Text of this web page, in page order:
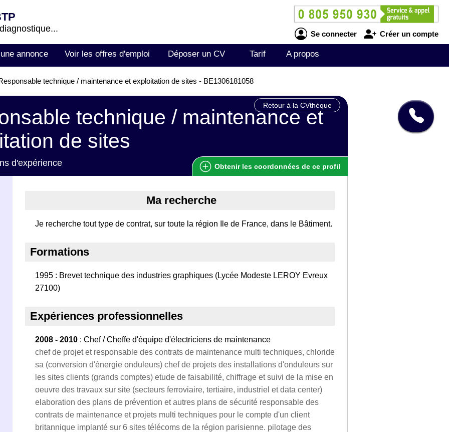
Se connecter Créer un compte
annonce Voir les offres d'emploi Déposer un CV Tarif A propos
technique / maintenance et exploitation de sites - BE1306181058
Retour à la CVthèque
technique / maintenance et
de sites
d'expérience Obtenir les coordonnées de ce profil
Ma recherche
Je recherche tout type de contrat, sur toute la région Ile de France, dans le Bâtiment.
Formations
1995 : Brevet technique des industries graphiques (Lycée Modeste LEROY Evreux
27100)
Expériences professionnelles
2008 - 2010 : Chef / Cheffe d'équipe d'électriciens de maintenance
chef de projet et responsable des contrats de maintenance multi techniques, chloride
sa (conversion d'énergie onduleurs) chef de projets des installations d'onduleurs sur
les sites clients (grands comptes) etude de faisabilité, chiffrage et suivi de la mise en
oeuvre des travaux sur site (secteurs ferroviaire, tertiaire, industriel et data center)
elaboration des plans de prévention et autres plans de sécurité responsable des
contrats de maintenance et projets multi techniques pour le compte d'un client
britannique implanté sur 6 sites télécoms de la région parisienne. pilotage des